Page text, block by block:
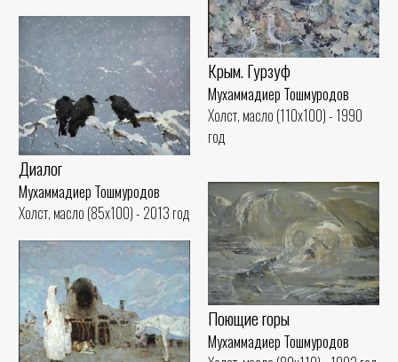
Крым. Гурзуф
Мухаммадиер Тошмуродов
Холст, масло (110x100) - 1990
год
Диалог
Мухаммадиер Тошмуродов
Холст, масло (85x100) - 2013 год
Поющие горы
Мухаммадиер Тошмуродов